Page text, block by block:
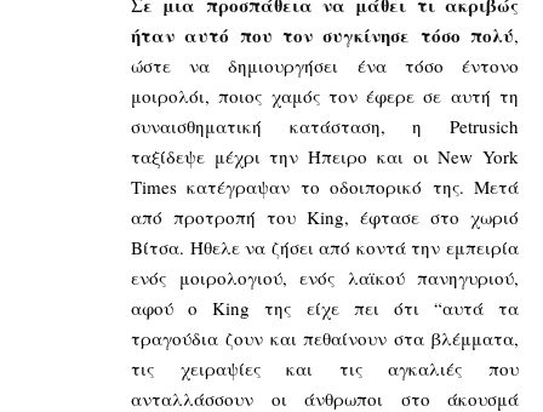
ήταν αυτό που τον συγκίνησε τόσο πολύ,
ώστε να δημιουργήσει ένα τόσο έντονο
μοιρολόι, ποιος χαμός τον έφερε σε αυτή τη
συναισθηματική κατάσταση, η Petrusich
ταξίδεψε μέχρι την Ήπειρο και οι New York
Times κατέγραψαν το οδοιπορικό της. Μετά
από προτροπή του King, έφτασε στο χωριό
Βίτσα. Ήθελε να ζήσει από κοντά την εμπειρία
ενός μοιρολογιού, ενός λαϊκού πανηγυριού,
αφού ο King της είχε πει ότι “αυτά τα
τραγούδια ζουν και πεθαίνουν στα βλέμματα,
τις χειραψίες και τις αγκαλιές που
ανταλλάσσουν οι άνθρωποι στο άκουσμά